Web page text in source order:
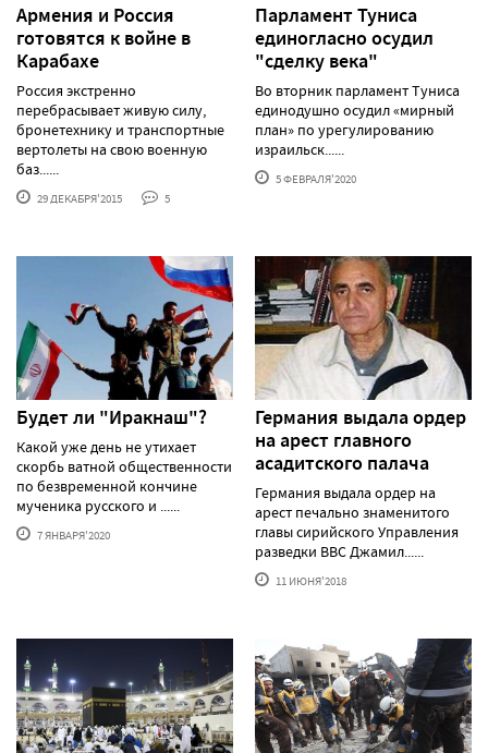
Армения и Россия
готовятся к войне в
Карабахе
Россия экстренно
перебрасывает живую силу,
бронетехнику и транспортные
вертолеты на свою военную
баз......
29 ДЕКАБРЯ'2015 5
Парламент Туниса
единогласно осудил
"сделку века"
Во вторник парламент Туниса
единодушно осудил «мирный
план» по урегулированию
израильск......
5 ФЕВРАЛЯ'2020
Будет ли "Иракнаш"?
Какой уже день не утихает
скорбь ватной общественности
по безвременной кончине
мученика русского и ......
7 ЯНВАРЯ'2020
Германия выдала ордер
на арест главного
асадитского палача
Германия выдала ордер на
арест печально знаменитого
главы сирийского Управления
разведки ВВС Джамил......
11 ИЮНЯ'2018